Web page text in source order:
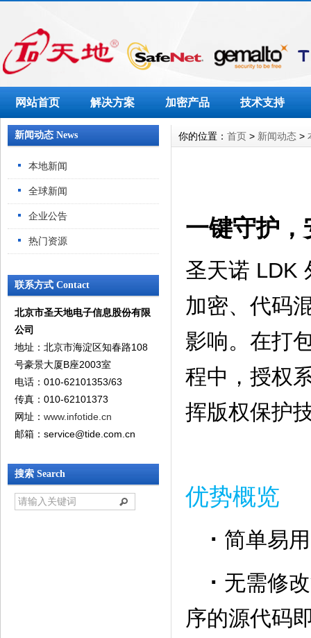
网站首页 解决方案 加密产品 技术支持
新闻动态 News
本地新闻
全球新闻
企业公告
热门资源
联系方式 Contact
北京市圣天地电子信息股份有限
公司
地址：北京市海淀区知春路108
号豪景大厦B座2003室
电话：010-62101353/63
传真：010-62101373
网址： www.infotide.cn
邮箱：service@tide.com.cn‍
搜索 Search
你的位置： 首页 > 新闻动态 >
一键守护
圣天诺 LDK
加密、代码
影响。在打
程中，授权
挥版权保护
优势概览
· 简单易
· 无需修
序的源代码